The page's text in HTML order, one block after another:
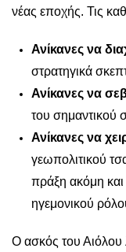
νέας εποχής. Τις
Ανίκανες να
στρατηγικά
Ανίκανες να
του
Ανίκανες να
γεωπολιτικού
πράξη ακόμη και
ηγεμονικού
Ο ασκός του Αιόλου